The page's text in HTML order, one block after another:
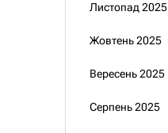
Листопад 2025
Жовтень 2025
Вересень 2025
Серпень 2025